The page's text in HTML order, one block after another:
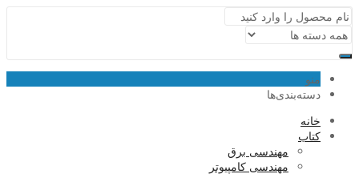
منو
دسته‌بندی‌ها
خانه
کتاب
مهندسی برق
مهندسی کامپیوتر